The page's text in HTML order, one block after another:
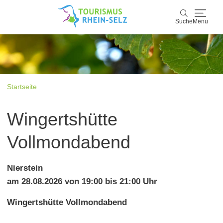
Suche Menu
Suche
Rhein-Selz
Kultur & Events
Startseite
Wingertshütte
Vollmondabend
Nierstein
am 28.08.2026 von 19:00 bis 21:00 Uhr
Wingertshütte Vollmondabend